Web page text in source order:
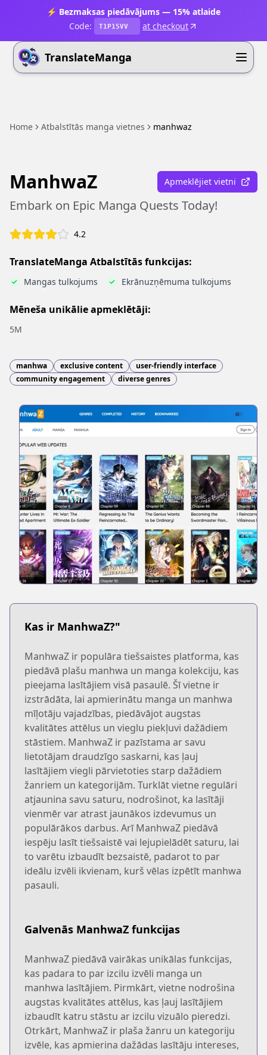
⚡ Bezmaksas piedāvājums — 15% atlaide
Code:
T1P15VV at checkout
TranslateManga
Home Atbalstītās manga vietnes manhwaz
ManhwaZ Apmeklējiet vietni
Embark on Epic Manga Quests Today!
4.2
TranslateManga Atbalstītās funkcijas:
Mangas tulkojums Ekrānuzņēmuma tulkojums
Mēneša unikālie apmeklētāji:
5M
manhwa exclusive content
user-friendly interface
community engagement
diverse genres
Kas ir ManhwaZ?"
ManhwaZ ir populāra tiešsaistes platforma, kas
piedāvā plašu manhwa un manga kolekciju, kas
pieejama lasītājiem visā pasaulē. Šī vietne ir
izstrādāta, lai apmierinātu manga un manhwa
mīļotāju vajadzības, piedāvājot augstas
kvalitātes attēlus un vieglu piekļuvi dažādiem
stāstiem. ManhwaZ ir pazīstama ar savu
lietotājam draudzīgo saskarni, kas ļauj
lasītājiem viegli pārvietoties starp dažādiem
žanriem un kategorijām. Turklāt vietne regulāri
atjaunina savu saturu, nodrošinot, ka lasītāji
vienmēr var atrast jaunākos izdevumus un
populārākos darbus. Arī ManhwaZ piedāvā
iespēju lasīt tiešsaistē vai lejupielādēt saturu, lai
to varētu izbaudīt bezsaistē, padarot to par
ideālu izvēli ikvienam, kurš vēlas izpētīt manhwa
pasauli.
Galvenās ManhwaZ funkcijas
ManhwaZ piedāvā vairākas unikālas funkcijas,
kas padara to par izcilu izvēli manga un
manhwa lasītājiem. Pirmkārt, vietne nodrošina
augstas kvalitātes attēlus, kas ļauj lasītājiem
izbaudīt katru stāstu ar izcilu vizuālo pieredzi.
Otrkārt, ManhwaZ ir plaša žanru un kategoriju
izvēle, kas apmierina dažādas lasītāju intereses,